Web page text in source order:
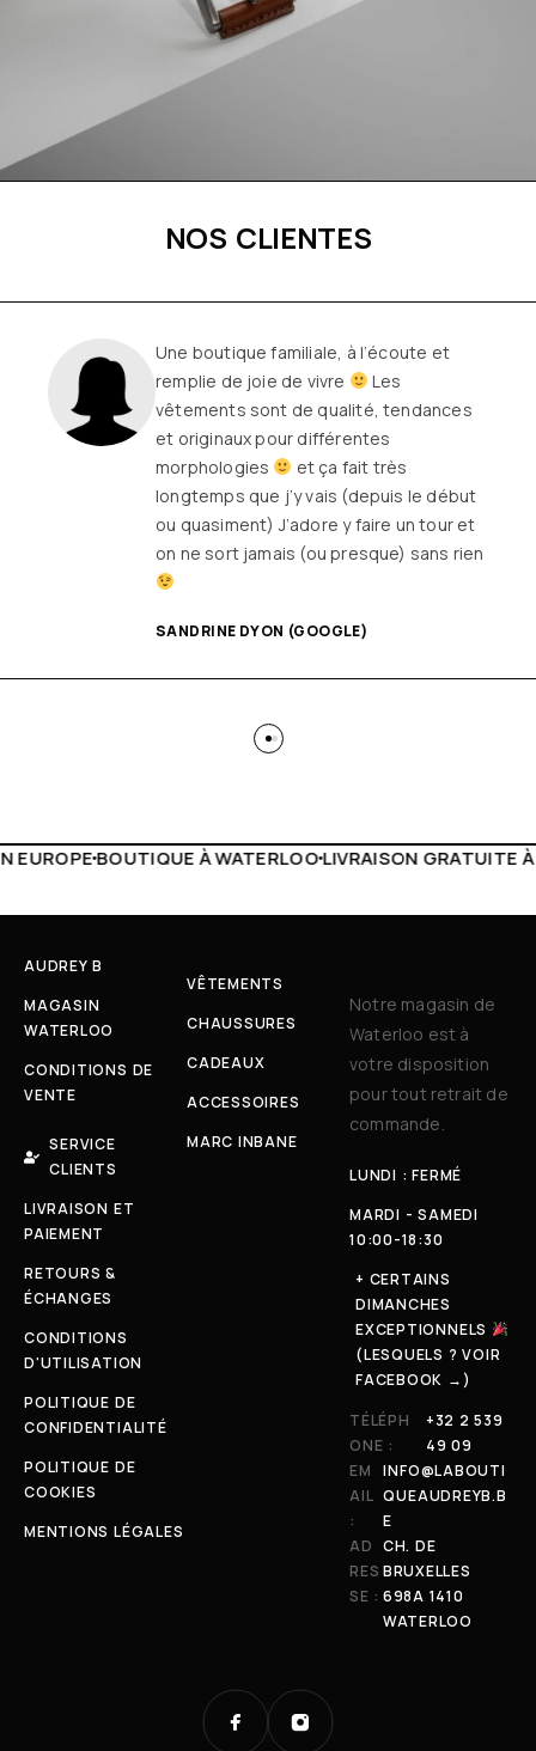
NOS CLIENTES
Une boutique familiale, à l’écoute et
remplie de joie de vivre
Les
vêtements sont de qualité, tendances
et originaux pour différentes
morphologies
et ça fait très
longtemps que j’y vais (depuis le début
ou quasiment) J’adore y faire un tour et
on ne sort jamais (ou presque) sans rien
SANDRINE DYON (GOOGLE)
LIVRAISON GRATUITE À PARTIR DE 150€LIVE
AUDREY B
MAGASIN
WATERLOO
CONDITIONS DE
VENTE
SERVICE
CLIENTS
LIVRAISON ET
PAIEMENT
RETOURS &
ÉCHANGES
CONDITIONS
D'UTILISATION
POLITIQUE DE
CONFIDENTIALITÉ
POLITIQUE DE
COOKIES
MENTIONS LÉGALES
VÊTEMENTS
CHAUSSURES
CADEAUX
ACCESSOIRES
MARC INBANE
Notre magasin de
Waterloo est à
votre disposition
pour tout retrait de
commande.
LUNDI : FERMÉ
MARDI - SAMEDI
10:00-18:30
+ CERTAINS
DIMANCHES
EXCEPTIONNELS
(LESQUELS ? VOIR
FACEBOOK →)
TÉLÉPH
ONE :
+32 2 539
49 09
EM
AIL
:
INFO@LABOUTI
QUEAUDREYB.B
E
AD
RES
SE :
CH. DE
BRUXELLES
698A 1410
WATERLOO